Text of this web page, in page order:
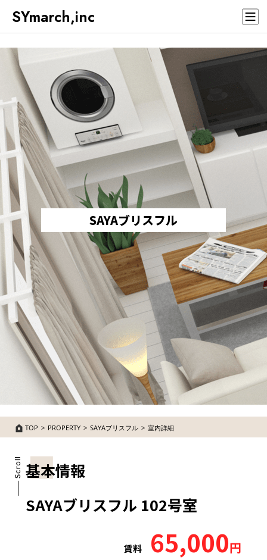
SYmarch,inc
SAYAブリスフル
TOP PROPERTY SAYAブリスフル 室内詳細
基本情報
SAYAブリスフル 102号室
賃料 65,000円